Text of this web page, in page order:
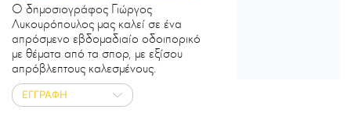
Ο δημοσιογράφος Γιώργος
Λυκουρόπουλος μας καλεί σε ένα
απρόσμενο εβδομαδιαίο οδοιπορικό
με θέματα από τα σπορ, με εξίσου
απρόβλεπτους καλεσμένους.
ΕΓΓΡΑΦΗ